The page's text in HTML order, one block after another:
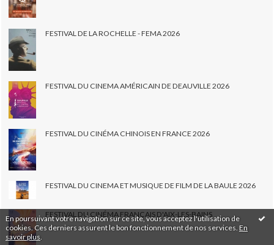
En poursuivant votre navigation sur ce site, vous acceptez l'utilisation de
cookies. Ces derniers assurent le bon fonctionnement de nos services. En
savoir plus
FESTIVAL DE LA ROCHELLE - FEMA 2026
FESTIVAL DU CINEMA AMÉRICAIN DE DEAUVILLE 2026
FESTIVAL DU CINÉMA CHINOIS EN FRANCE 2026
FESTIVAL DU CINEMA ET MUSIQUE DE FILM DE LA BAULE 2026
FESTIVAL DU CINÉMA FRANÇAIS D'AIX-LES-BAINS